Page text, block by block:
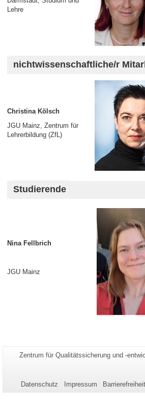
Lehre
nichtwissenschaftliche/r
Christina Kölsch
JGU Mainz, Zentrum für
Lehrerbildung (ZfL)
Studierende
Nina Fellbrich
JGU Mainz
dieser
Seiten-
Zentrum für Qualitätssicherung und -
Datenschutz Impressum Barrierefreiheit